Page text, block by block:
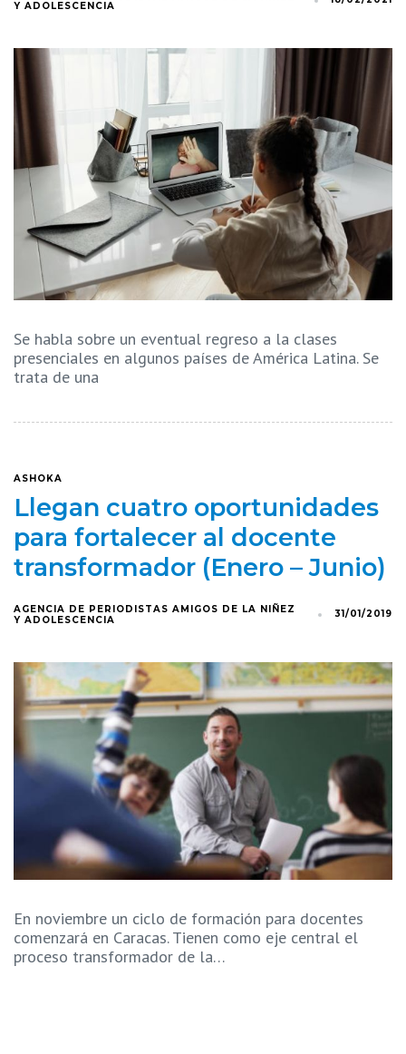
Y ADOLESCENCIA
Se habla sobre un eventual regreso a la clases
presenciales en algunos países de América Latina. Se
trata de una
ASHOKA
Llegan cuatro oportunidades
para fortalecer al docente
transformador (Enero – Junio)
AGENCIA DE PERIODISTAS AMIGOS DE LA NIÑEZ
Y ADOLESCENCIA
31/01/2019
En noviembre un ciclo de formación para docentes
comenzará en Caracas. Tienen como eje central el
proceso transformador de la…